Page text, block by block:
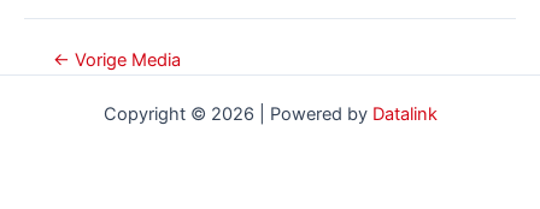
Bericht
← Vorige Media
Copyright © 2026 | Powered by Datalink